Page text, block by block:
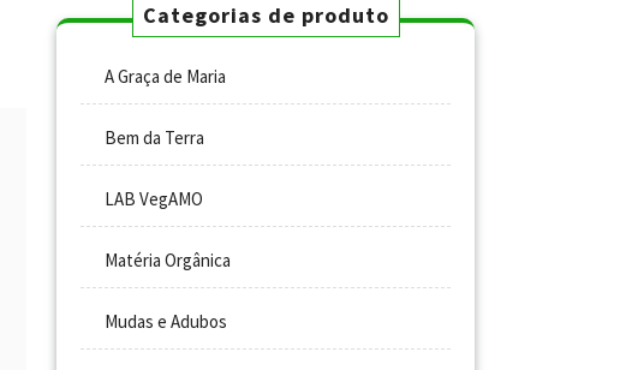
Categorias de produto
A Graça de Maria
Bem da Terra
LAB VegAMO
Matéria Orgânica
Mudas e Adubos